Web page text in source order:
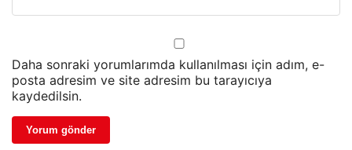
Daha sonraki yorumlarımda kullanılması için adım, e-
posta adresim ve site adresim bu tarayıcıya
kaydedilsin.